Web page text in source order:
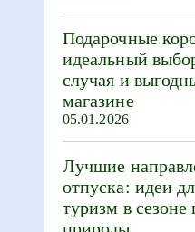
Подарочные
идеальный
случая и
магазине
05.01.2026
Лучшие
отпуска: идеи
туризм в